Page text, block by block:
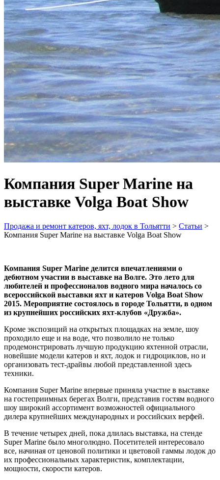
Компания Super Marine на
выставке Volga Boat Show
Продажа и ремонт катеров, яхт, лодок в Тольятти > Статьи >
Компания Super Marine на выставке Volga Boat Show
Компания Super Marine делится впечатлениями о
дебютном участии в выставке на Волге. Это лето для
любителей и профессионалов водного мира началось со
всероссийской выставки яхт и катеров Volga Boat Show
2015. Мероприятие состоялось в городе Тольятти, в одном
из крупнейших российских яхт-клубов «Дружба».
Кроме экспозиций на открытых площадках на земле, шоу
проходило еще и на воде, что позволило не только
продемонстрировать лучшую продукцию яхтенной отрасли,
новейшие модели катеров и яхт, лодок и гидроциклов, но и
организовать тест-драйвы любой представленной здесь
техники.
Компания Super Marine впервые приняла участие в выставке
на гостеприимных берегах Волги, представив гостям водного
шоу широкий ассортимент возможностей официального
дилера крупнейших международных и российских верфей.
В течение четырех дней, пока длилась выставка, на стенде
Super Marine было многолюдно. Посетителей интересовало
все, начиная от ценовой политики и цветовой гаммы лодок до
их профессиональных характеристик, комплектации,
мощности, скорости катеров.